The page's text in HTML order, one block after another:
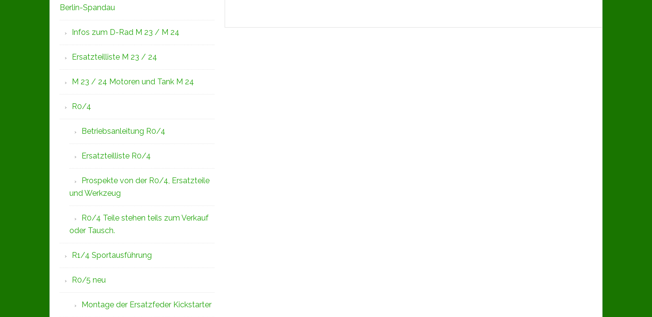
Berlin-Spandau
Infos zum D-Rad M 23 / M 24
Ersatzteilliste M 23 / 24
M 23 / 24 Motoren und Tank M 24
R0/4
Betriebsanleitung R0/4
Ersatzteilliste R0/4
Prospekte von der R0/4, Ersatzteile
und Werkzeug
R0/4 Teile stehen teils zum Verkauf
oder Tausch.
R1/4 Sportausführung
R0/5 neu
Montage der Ersatzfeder Kickstarter